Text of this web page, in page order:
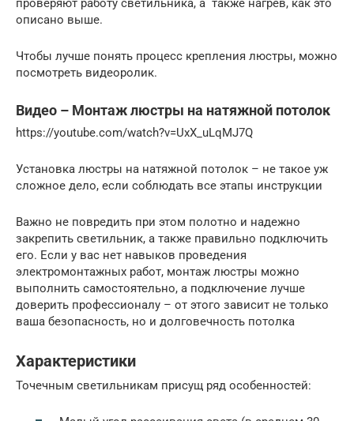
описано выше.
Чтобы лучше понять процесс крепления люстры, можно
посмотреть видеоролик.
Видео – Монтаж люстры на натяжной потолок
https://youtube.com/watch?v=UxX_uLqMJ7Q
Установка люстры на натяжной потолок – не такое уж
сложное дело, если соблюдать все этапы инструкции
Важно не повредить при этом полотно и надежно
закрепить светильник, а также правильно подключить
его. Если у вас нет навыков проведения
электромонтажных работ, монтаж люстры можно
выполнить самостоятельно, а подключение лучше
доверить профессионалу – от этого зависит не только
ваша безопасность, но и долговечность потолка
Характеристики
Точечным светильникам присущ ряд особенностей: